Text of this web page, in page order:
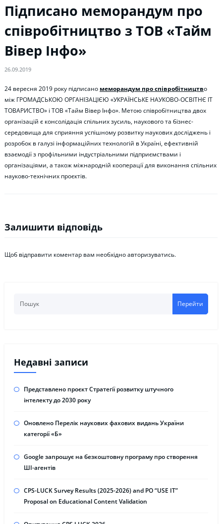
Підписано меморандум про
співробітництво з TOB «Тайм
Вівер Інфо»
26.09.2019
24 вересня 2019 року підписано меморандум про співробітництво
між ГРОМАДСЬКОЮ ОРГАНІЗАЦІЄЮ «УКРАЇНСЬКЕ НАУКОВО-ОСВІТНЄ ІТ
ТОВАРИСТВО» і TOB «Тайм Вівер Інфо». Метою співробітництва двох
організацій є консолідація спільних зусиль, наукового та бізнес-
середовища для сприяння успішному розвитку наукових досліджень і
розробок в галузі інформаційних технологій в Україні, ефективній
взаємодії з профільними індустріальними підприємствами і
організаціями, а також міжнародній кооперації для виконання спільних
науково-технічних проєктів.
Залишити відповідь
Щоб відправити коментар вам необхідноавторизуватись.
Перейти
Недавні записи
Представлено проєкт Стратегії розвитку штучного
інтелекту до 2030 року
Оновлено Перелік наукових фахових видань України
категорії «Б»
Google запрошує на безкоштовну програму про створення
ШІ-агентів
CPS-LUCK Survey Results (2025-2026) and PO “USE IT”
Proposal on Educational Content Validation